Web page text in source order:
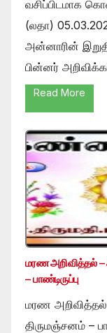
வசிப்பிடமாக
(லதா)
அன்னாரின்
பின்னர்
Read More
மரண அறிவித்தல் –
– பாண்டிருப்பு
மரண அறிவித்தல்
திருமஞ்சனம் –